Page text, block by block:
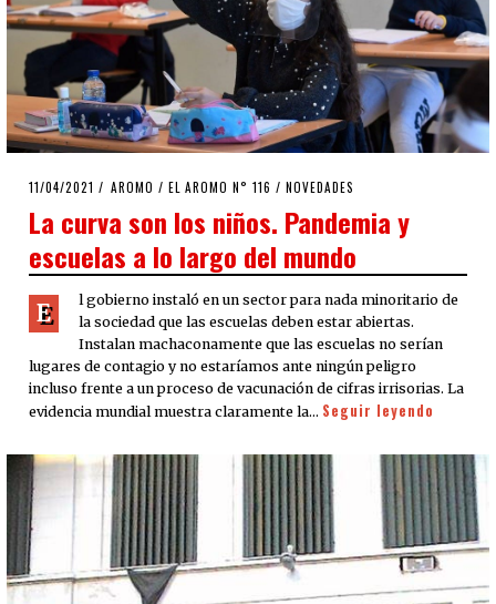
POSTED
11/04/2021 10/04/2021
AROMO / EL AROMO N° 116 / NOVEDADES
La curva son los niños. Pandemia y
escuelas a lo largo del mundo
E
l gobierno instaló en un sector para nada minoritario de
la sociedad que las escuelas deben estar abiertas.
Instalan machaconamente que las escuelas no serían
lugares de contagio y no estaríamos ante ningún peligro
incluso frente a un proceso de vacunación de cifras irrisorias. La
evidencia mundial muestra claramente la… Seguir leyendo